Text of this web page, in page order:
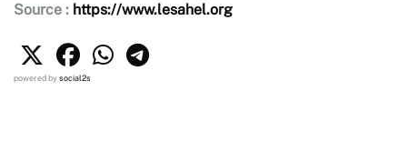
Source : https://www.lesahel.org
powered bysocial2s